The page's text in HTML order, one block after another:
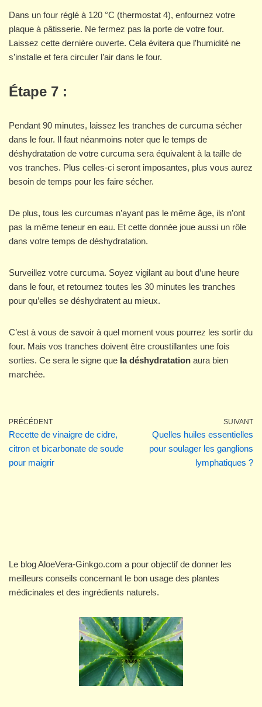
Dans un four réglé à 120 °C (thermostat 4), enfournez votre
plaque à pâtisserie. Ne fermez pas la porte de votre four.
Laissez cette dernière ouverte. Cela évitera que l’humidité ne
s’installe et fera circuler l’air dans le four.
Étape 7 :
Pendant 90 minutes, laissez les tranches de curcuma sécher
dans le four. Il faut néanmoins noter que le temps de
déshydratation de votre curcuma sera équivalent à la taille de
vos tranches. Plus celles-ci seront imposantes, plus vous aurez
besoin de temps pour les faire sécher.
De plus, tous les curcumas n’ayant pas le même âge, ils n’ont
pas la même teneur en eau. Et cette donnée joue aussi un rôle
dans votre temps de déshydratation.
Surveillez votre curcuma. Soyez vigilant au bout d’une heure
dans le four, et retournez toutes les 30 minutes les tranches
pour qu’elles se déshydratent au mieux.
C’est à vous de savoir à quel moment vous pourrez les sortir du
four. Mais vos tranches doivent être croustillantes une fois
sorties. Ce sera le signe que la déshydratation aura bien
marchée.
PRÉCÉDENT
Recette de vinaigre de cidre,
citron et bicarbonate de soude
pour maigrir
SUIVANT
Quelles huiles essentielles
pour soulager les ganglions
lymphatiques ?
Le blog AloeVera-Ginkgo.com a pour objectif de donner les
meilleurs conseils concernant le bon usage des plantes
médicinales et des ingrédients naturels.